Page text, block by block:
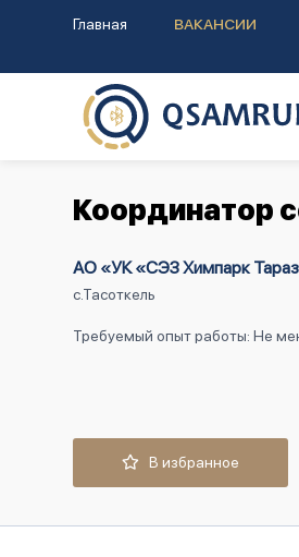
Главная ВАКАНСИИ
Координатор
АО «УК «СЭЗ Химпарк
с.Тасоткель
Требуемый опыт работы: Не
В избранное